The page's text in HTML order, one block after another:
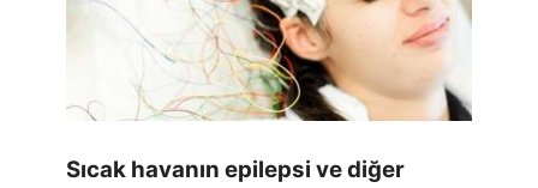
Sıcak havanın epilepsi ve diğer